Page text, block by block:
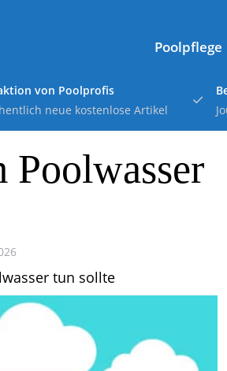
Poolpflege
von Poolprofis
neue kostenlose Artikel
Poolwasser
tun sollte